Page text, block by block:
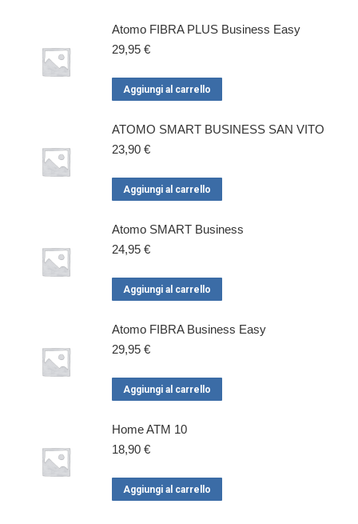
Atomo FIBRA PLUS Business Easy
29,95 €
Aggiungi al carrello
ATOMO SMART BUSINESS SAN VITO
23,90 €
Aggiungi al carrello
Atomo SMART Business
24,95 €
Aggiungi al carrello
Atomo FIBRA Business Easy
29,95 €
Aggiungi al carrello
Home ATM 10
18,90 €
Aggiungi al carrello